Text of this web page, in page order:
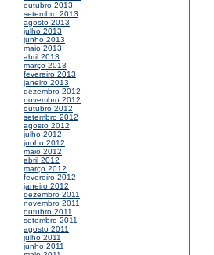
outubro 2013
setembro 2013
agosto 2013
julho 2013
junho 2013
maio 2013
abril 2013
março 2013
fevereiro 2013
janeiro 2013
dezembro 2012
novembro 2012
outubro 2012
setembro 2012
agosto 2012
julho 2012
junho 2012
maio 2012
abril 2012
março 2012
fevereiro 2012
janeiro 2012
dezembro 2011
novembro 2011
outubro 2011
setembro 2011
agosto 2011
julho 2011
junho 2011